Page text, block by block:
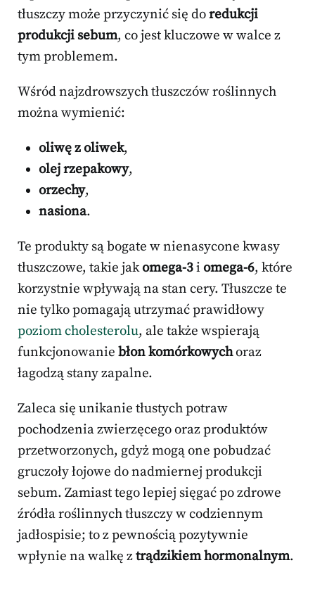
tłuszczy może przyczynić się doredukcji
produkcji sebum, co jest kluczowe w walce z
tym problemem.
Wśród najzdrowszych tłuszczów roślinnych
można wymienić:
oliwę z oliwek,
olej rzepakowy,
orzechy,
nasiona.
Te produkty są bogate w nienasycone kwasy
tłuszczowe, takie jakomega-3i omega-6, które
korzystnie wpływają na stan cery. Tłuszcze te
nie tylko pomagają utrzymać prawidłowy
poziom cholesterolu, ale także wspierają
funkcjonowanie błon komórkowychoraz
łagodzą stany zapalne.
Zaleca się unikanie tłustych potraw
pochodzenia zwierzęcego oraz produktów
przetworzonych, gdyż mogą one pobudzać
gruczoły łojowe do nadmiernej produkcji
sebum. Zamiast tego lepiej sięgać po zdrowe
źródła roślinnych tłuszczy w codziennym
jadłospisie; to z pewnością pozytywnie
wpłynie na walkę ztrądzikiem hormonalnym.